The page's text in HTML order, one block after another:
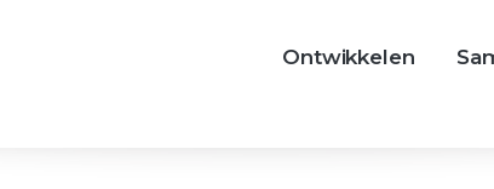
Ontwikkelen